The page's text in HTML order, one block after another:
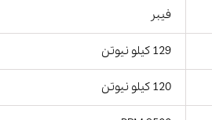
فیبر
129 کیلو نیوتن
120 کیلو نیوتن